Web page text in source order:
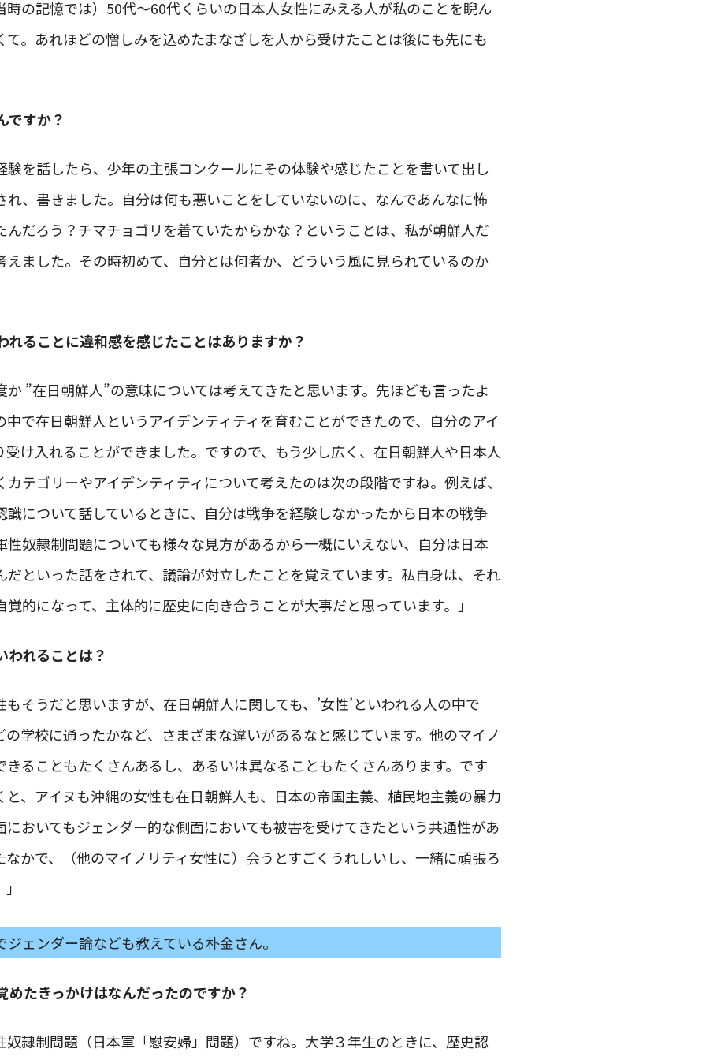
時の記憶では）50代～60代くらいの日本人女性にみえる人が私のことを睨ん
。あれほどの憎しみを込めたまなざしを人から受けたことは後にも先にも
ですか？
験を話したら、少年の主張コンクールにその体験や感じたことを書いて出し
、書きました。自分は何も悪いことをしていないのに、なんであんなに怖
んだろう？チマチョゴリを着ていたからかな？ということは、私が朝鮮人だ
えました。その時初めて、自分とは何者か、どういう風に見られているのか
れることに違和感を感じたことはありますか？
”在日朝鮮人”の意味については考えてきたと思います。先ほども言ったよ
で在日朝鮮人というアイデンティティを育むことができたので、自分のアイ
け入れることができました。ですので、もう少し広く、在日朝鮮人や日本人
テゴリーやアイデンティティについて考えたのは次の段階ですね。例えば、
識について話しているときに、自分は戦争を経験しなかったから日本の戦争
性奴隷制問題についても様々な見方があるから一概にいえない、自分は日本
といった話をされて、議論が対立したことを覚えています。私自身は、それ
的になって、主体的に歴史に向き合うことが大事だと思っています。」
われることは？
そうだと思いますが、在日朝鮮人に関しても、’女性’といわれる人の中で
学校に通ったかなど、さまざまな違いがあるなと感じています。他のマイノ
ることもたくさんあるし、あるいは異なることもたくさんあります。です
、アイヌも沖縄の女性も在日朝鮮人も、日本の帝国主義、植民地主義の暴力
おいてもジェンダー的な側面においても被害を受けてきたという共通性があ
かで、（他のマイノリティ女性に）会うとすごくうれしいし、一緒に頑張ろ
ェンダー論なども教えている朴金さん。
めたきっかけはなんだったのですか？
奴隷制問題（日本軍「慰安婦」問題）ですね。大学３年生のときに、歴史認